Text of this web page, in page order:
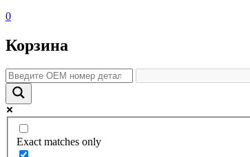
0
Корзина
Exact matches only